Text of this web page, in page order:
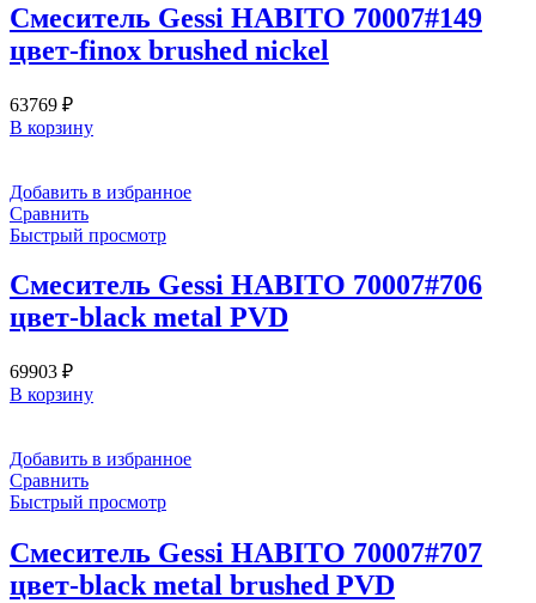
Смеситель Gessi HABITO 70007#149
цвет-finox brushed nickel
63769 ₽
В корзину
Добавить в избранное
Сравнить
Быстрый просмотр
Смеситель Gessi HABITO 70007#706
цвет-black metal PVD
69903 ₽
В корзину
Добавить в избранное
Сравнить
Быстрый просмотр
Смеситель Gessi HABITO 70007#707
цвет-black metal brushed PVD